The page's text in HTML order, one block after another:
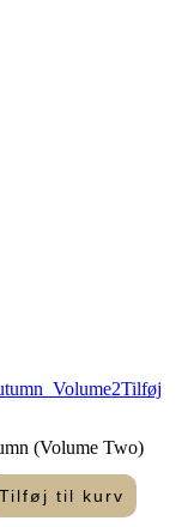
Tilføj
(Volume Two)
Tilføj til kurv